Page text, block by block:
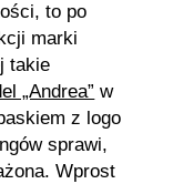
to po
marki
takie
„Andrea” w
z logo
sprawi,
Wprost